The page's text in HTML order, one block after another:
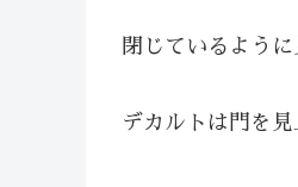
閉じているよう
デカルトは門を